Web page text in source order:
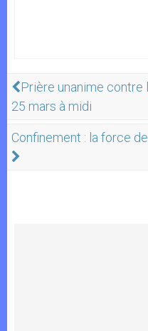
Prière unanime contre
25 mars à midi
Confinement : la force